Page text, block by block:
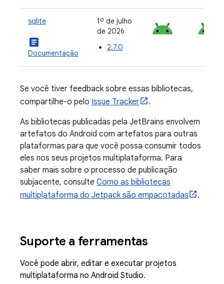
sqlite
article
Documentação
1º de julho
de 2026
2.7.0
Se você tiver feedback sobre essas bibliotecas,
compartilhe-o pelo Issue Tracker
.
As bibliotecas publicadas pela JetBrains envolvem
artefatos do Android com artefatos para outras
plataformas para que você possa consumir todos
eles nos seus projetos multiplataforma. Para
saber mais sobre o processo de publicação
subjacente, consulte Como as bibliotecas
multiplataforma do Jetpack são empacotadas
.
Suporte a ferramentas
Você pode abrir, editar e executar projetos
multiplataforma no Android Studio.